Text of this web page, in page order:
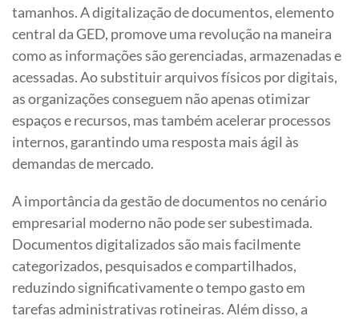
tamanhos. A digitalização de documentos, elemento
central da GED, promove uma revolução na maneira
como as informações são gerenciadas, armazenadas e
acessadas. Ao substituir arquivos físicos por digitais,
as organizações conseguem não apenas otimizar
espaços e recursos, mas também acelerar processos
internos, garantindo uma resposta mais ágil às
demandas de mercado.
A importância da gestão de documentos no cenário
empresarial moderno não pode ser subestimada.
Documentos digitalizados são mais facilmente
categorizados, pesquisados e compartilhados,
reduzindo significativamente o tempo gasto em
tarefas administrativas rotineiras. Além disso, a